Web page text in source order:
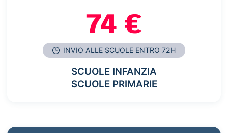
74 €
INVIO ALLE SCUOLE ENTRO 72H
SCUOLE INFANZIA
SCUOLE PRIMARIE